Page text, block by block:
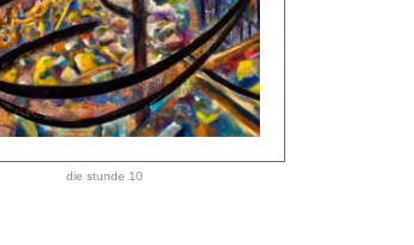
die stunde 10